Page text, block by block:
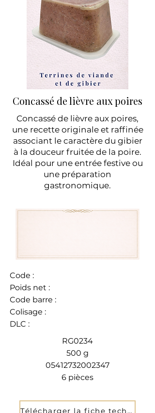
​Concassé de lièvre aux poires
Concassé de lièvre aux poires,
une recette originale et raffinée
associant le caractère du gibier
à la douceur fruitée de la poire.
Idéal pour une entrée festive ou
une préparation
gastronomique.
Code :
Poids net :
Code barre :
Colisage :
DLC :
RG0234
500 g
05412732002347
6 pièces
Télécharger la fiche technique